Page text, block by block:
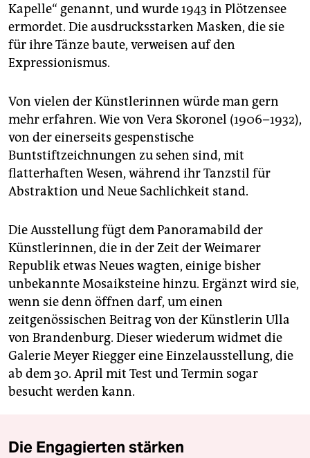
Kapelle“ genannt, und wurde 1943 in Plötzensee
ermordet. Die ausdrucksstarken Masken, die sie
für ihre Tänze baute, verweisen auf den
Expressionismus.
Von vielen der Künstlerinnen würde man gern
mehr erfahren. Wie von Vera Skoronel (1906–1932),
von der einerseits gespenstische
Buntstiftzeichnungen zu sehen sind, mit
flatterhaften Wesen, während ihr Tanzstil für
Abstraktion und Neue Sachlichkeit stand.
Die Ausstellung fügt dem Panoramabild der
Künstlerinnen, die in der Zeit der Weimarer
Republik etwas Neues wagten, einige bisher
unbekannte Mosaiksteine hinzu. Ergänzt wird sie,
wenn sie denn öffnen darf, um einen
zeitgenössischen Beitrag von der Künstlerin Ulla
von Brandenburg. Dieser wiederum widmet die
Galerie Meyer Riegger eine Einzelausstellung, die
ab dem 30. April mit Test und Termin sogar
besucht werden kann.
Die Engagierten stärken